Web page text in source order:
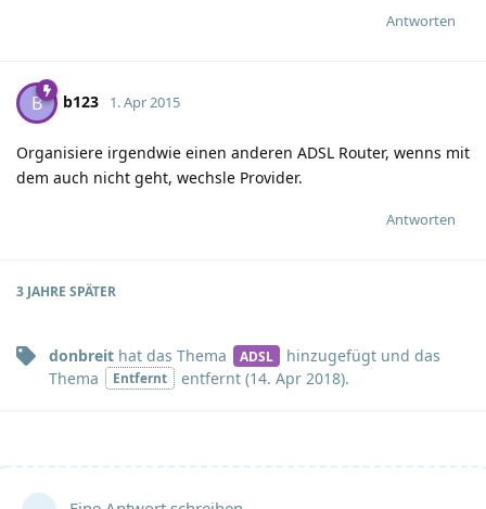
Antworten
B b123 1. Apr 2015
Organisiere irgendwie einen anderen ADSL Router, wenns mit
dem auch nicht geht, wechsle Provider.
Antworten
3 JAHRE SPÄTER
donbreit hat das Thema ADSL hinzugefügt und das
Thema
Entfernt entfernt (14. Apr 2018).